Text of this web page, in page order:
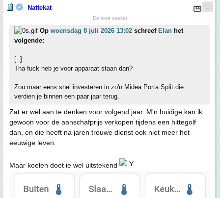
Nattekat
De roze zeekat
Op woensdag 8 juli 2026 13:02 schreef Elan het
volgende:
[..]
Tha fuck heb je voor apparaat staan dan?
Zou maar eens snel investeren in zo'n Midea Porta Split die
verdien je binnen een paar jaar terug.
Zat er wel aan te denken voor volgend jaar. M'n huidige kan ik
gewoon voor de aanschafprijs verkopen tijdens een hittegolf
dan, en die heeft na jaren trouwe dienst ook niet meer het
eeuwige leven.
Maar koelen doet ie wel uitstekend